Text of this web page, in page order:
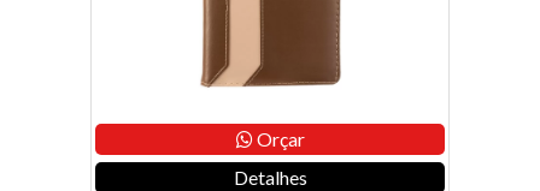
Orçar
Detalhes